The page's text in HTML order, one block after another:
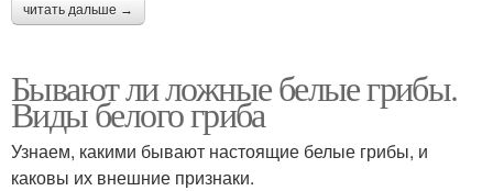
читать дальше →
Бывают ли ложные белые грибы.
Виды белого гриба
Узнаем, какими бывают настоящие белые грибы, и
каковы их внешние признаки.